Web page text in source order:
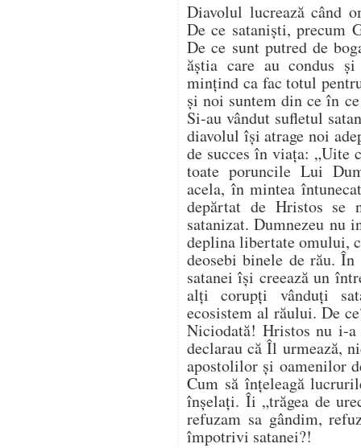
Diavolul lucrează când
De ce sataniști, precum
De ce sunt putred de
ăștia care au condus
mințind ca fac totul
și noi suntem din ce în
Si-au vândut sufletul
diavolul își atrage noi
de succes în viața: „Uite
toate poruncile Lui
acela, în mintea
depărtat de Hristos se
satanizat. Dumnezeu nu
deplina libertate omului,
deosebi binele de rău.
satanei își creează un
alți corupți vânduți
ecosistem al răului. De
Niciodată! Hristos nu i-
declarau că Îl urmează,
apostolilor și oamenilor
Cum să înțeleagă
înșelați. Îi „trăgea de
refuzam sa gândim,
împotrivi satanei?!